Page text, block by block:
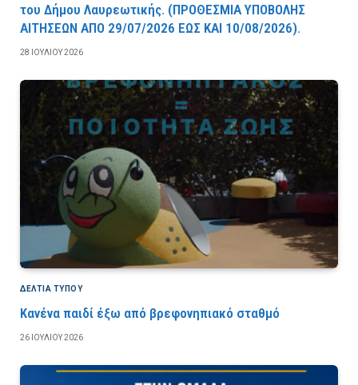
του Δήμου Λαυρεωτικής. (ΠPOΘEΣMIA YΠOBOΛHΣ
AITHΣEΩN AΠO 29/07/2026 EΩΣ KAI 10/08/2026).
28 ΙΟΥΛΊΟΥ 2026
ΔΕΛΤΙΑ ΤΥΠΟΥ
Κανένα παιδί έξω από βρεφονηπιακό σταθμό
26 ΙΟΥΛΊΟΥ 2026